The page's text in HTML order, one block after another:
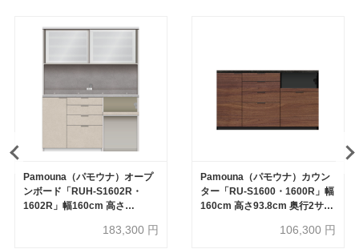
Pamouna（パモウナ）オープ
ンボード「RUH-S1602R・
1602R」幅160cm 高さ
（44.5cm・50cm）下台オー
183,300 円
Pamouna（パモウナ）カウン
ター「RU-S1600・1600R」幅
160cm 高さ93.8cm 奥行2サイ
106,300 円